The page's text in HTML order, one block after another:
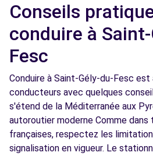
Conseils
conduire à
Fesc
Conduire à Saint-Gély-du-Fesc
conducteurs avec quelques
s'étend de la Méditerranée aux
autoroutier moderne Comme
françaises, respectez les
signalisation en vigueur. Le